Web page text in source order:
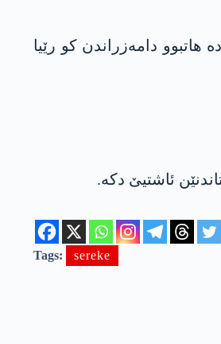
دامەزراندن کو رێیا
ئاشتیێ دکە.
Tags: sereke